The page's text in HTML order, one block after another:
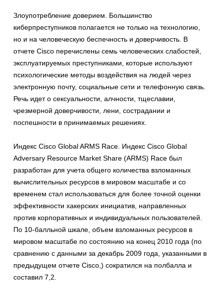
Злоупотребление доверием. Большинство
киберпреступников полагается не только на технологию,
но и на человеческую беспечность и доверчивость. В
отчете Cisco перечислены семь человеческих слабостей,
эксплуатируемых преступниками, которые используют
психологические методы воздействия на людей через
электронную почту, социальные сети и телефонную связь.
Речь идет о сексуальности, алчности, тщеславии,
чрезмерной доверчивости, лени, сострадании и
поспешности в принимаемых решениях.
Индекс Cisco Global ARMS Race. Индекс Cisco Global
Adversary Resource Market Share (ARMS) Race был
разработан для учета общего количества взломанных
вычислительных ресурсов в мировом масштабе и со
временем стал использоваться для более точной оценки
эффективности хакерских инициатив, направленных
против корпоративных и индивидуальных пользователей.
По 10-балльной шкале, объем взломанных ресурсов в
мировом масштабе по состоянию на конец 2010 года (по
сравнению с данными за декабрь 2009 года, указанными в
предыдущем отчете Cisco,) сократился на полбалла и
составил 7,2.